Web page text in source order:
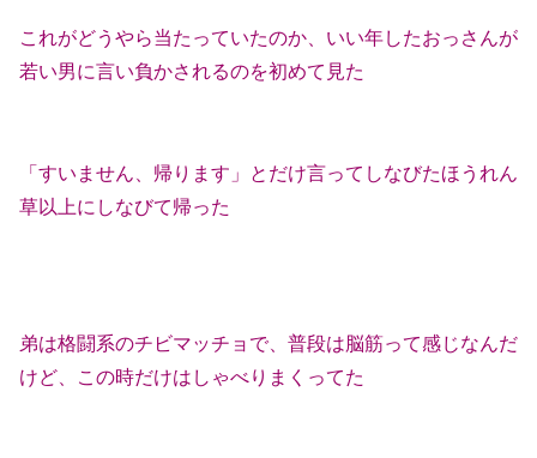
これがどうやら当たっていたのか、いい年したおっさんが
若い男に言い負かされるのを初めて見た
「すいません、帰ります」とだけ言ってしなびたほうれん
草以上にしなびて帰った
弟は格闘系のチビマッチョで、普段は脳筋って感じなんだ
けど、この時だけはしゃべりまくってた